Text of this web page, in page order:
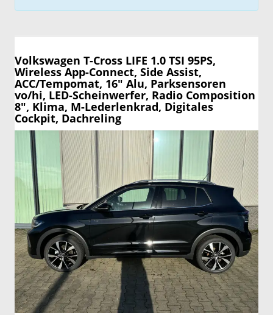
Volkswagen T-Cross LIFE 1.0 TSI 95PS,
Wireless App-Connect, Side Assist,
ACC/Tempomat, 16" Alu, Parksensoren
vo/hi, LED-Scheinwerfer, Radio Composition
8", Klima, M-Lederlenkrad, Digitales
Cockpit, Dachreling